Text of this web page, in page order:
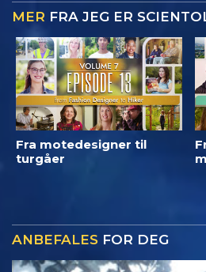
MER FRA JEG ER
Fra motedesigner til
turgåer
ANBEFALES FOR DEG